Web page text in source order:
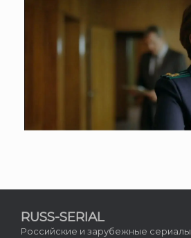
RUSS-SERIAL
Российские и зарубежные сериалы